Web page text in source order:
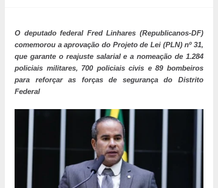
O deputado federal Fred Linhares (Republicanos-DF)
comemorou a aprovação do Projeto de Lei (PLN) nº 31,
que garante o reajuste salarial e a nomeação de 1.284
policiais militares, 700 policiais civis e 89 bombeiros
para reforçar as forças de segurança do Distrito
Federal